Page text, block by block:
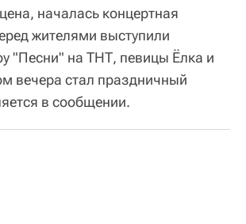
началась концертная
жителями выступили
"Песни" на ТНТ, певицы Ёлка и
вечера стал праздничный
в сообщении.